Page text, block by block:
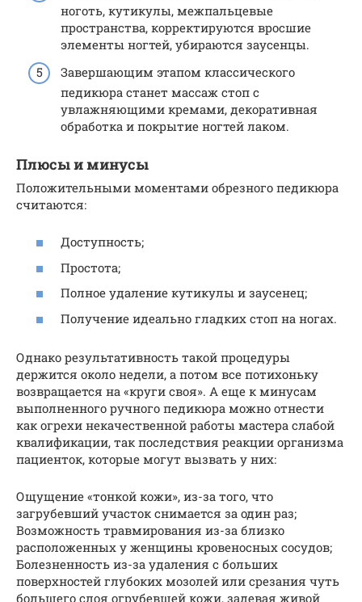
ноготь, кутикулы, межпальцевые
пространства, корректируются вросшие
элементы ногтей, убираются заусенцы.
Завершающим этапом классического
педикюра станет массаж стоп с
увлажняющими кремами, декоративная
обработка и покрытие ногтей лаком.
Плюсы и минусы
Положительными моментами обрезного педикюра
считаются:
Доступность;
Простота;
Полное удаление кутикулы и заусенец;
Получение идеально гладких стоп на ногах.
Однако результативность такой процедуры
держится около недели, а потом все потихоньку
возвращается на «круги своя». А еще к минусам
выполненного ручного педикюра можно отнести
как огрехи некачественной работы мастера слабой
квалификации, так последствия реакции организма
пациенток, которые могут вызвать у них:
Ощущение «тонкой кожи», из-за того, что
загрубевший участок снимается за один раз;
Возможность травмирования из-за близко
расположенных у женщины кровеносных сосудов;
Болезненность из-за удаления с больших
поверхностей глубоких мозолей или срезания чуть
большего слоя огрубевшей кожи, задевая живой